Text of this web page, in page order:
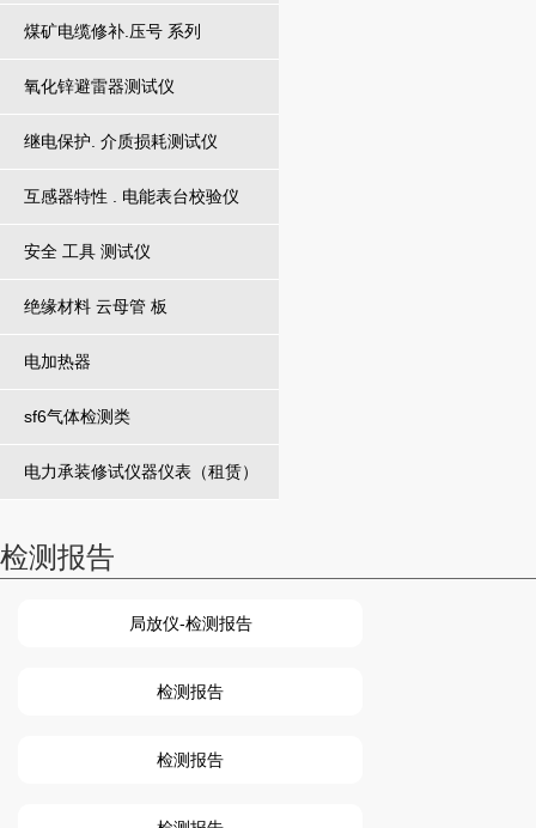
煤矿电缆修补.压号 系列
氧化锌避雷器测试仪
继电保护. 介质损耗测试仪
互感器特性 . 电能表台校验仪
安全 工具 测试仪
绝缘材料 云母管 板
电加热器
sf6气体检测类
电力承装修试仪器仪表（租赁）
检测报告
局放仪-检测报告
检测报告
检测报告